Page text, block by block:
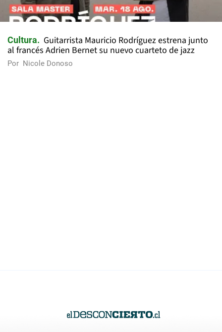
Cultura
Guitarrista Mauricio Rodríguez estrena junto
al francés Adrien Bernet su nuevo cuarteto de jazz
Por Nicole Donoso